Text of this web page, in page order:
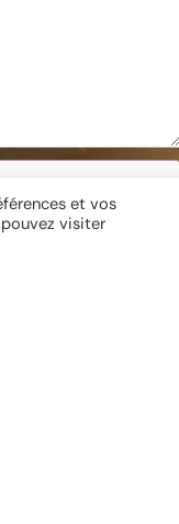
et vos
visiter